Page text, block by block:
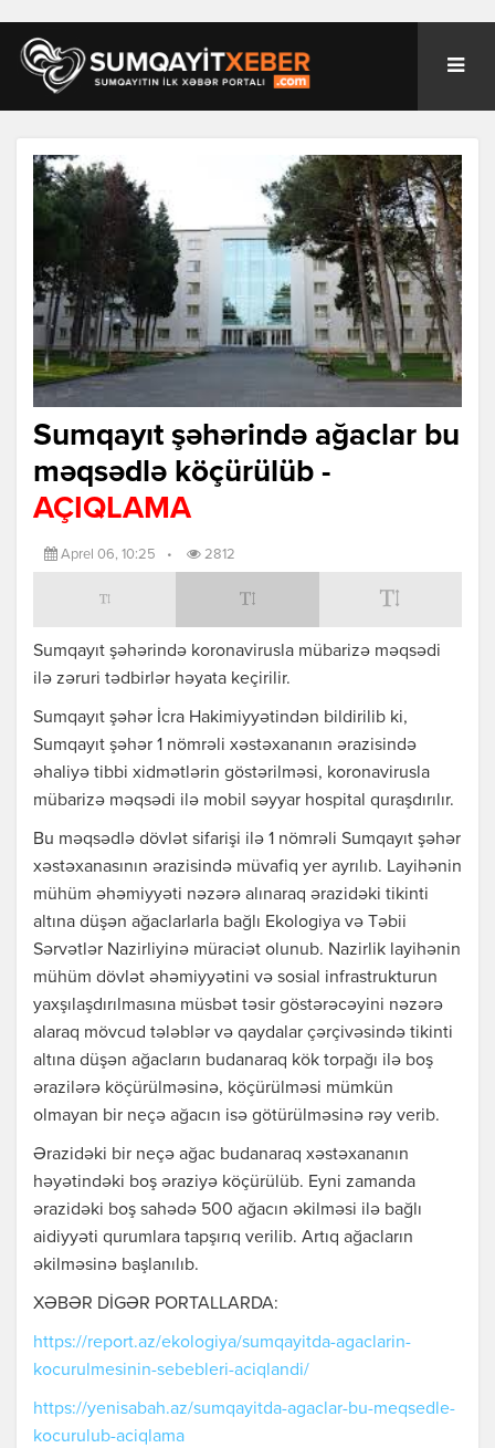
Sumqayıt şəhərində ağaclar bu
məqsədlə köçürülüb -
AÇIQLAMA
Aprel 06, 10:25 • 2812
Sumqayıt şəhərində koronavirusla mübarizə məqsədi
ilə zəruri tədbirlər həyata keçirilir.
Sumqayıt şəhər İcra Hakimiyyətindən bildirilib ki,
Sumqayıt şəhər 1 nömrəli xəstəxananın ərazisində
əhaliyə tibbi xidmətlərin göstərilməsi, koronavirusla
mübarizə məqsədi ilə mobil səyyar hospital quraşdırılır.
Bu məqsədlə dövlət sifarişi ilə 1 nömrəli Sumqayıt şəhər
xəstəxanasının ərazisində müvafiq yer ayrılıb. Layihənin
mühüm əhəmiyyəti nəzərə alınaraq ərazidəki tikinti
altına düşən ağaclarlarla bağlı Ekologiya və Təbii
Sərvətlər Nazirliyinə müraciət olunub. Nazirlik layihənin
mühüm dövlət əhəmiyyətini və sosial infrastrukturun
yaxşılaşdırılmasına müsbət təsir göstərəcəyini nəzərə
alaraq mövcud tələblər və qaydalar çərçivəsində tikinti
altına düşən ağacların budanaraq kök torpağı ilə boş
ərazilərə köçürülməsinə, köçürülməsi mümkün
olmayan bir neçə ağacın isə götürülməsinə rəy verib.
Ərazidəki bir neçə ağac budanaraq xəstəxananın
həyətindəki boş əraziyə köçürülüb. Eyni zamanda
ərazidəki boş sahədə 500 ağacın əkilməsi ilə bağlı
aidiyyəti qurumlara tapşırıq verilib. Artıq ağacların
əkilməsinə başlanılıb.
XƏBƏR DİGƏR PORTALLARDA:
https://report.az/ekologiya/sumqayitda-agaclarin-
kocurulmesinin-sebebleri-aciqlandi/
https://yenisabah.az/sumqayitda-agaclar-bu-meqsedle-
kocurulub-aciqlama